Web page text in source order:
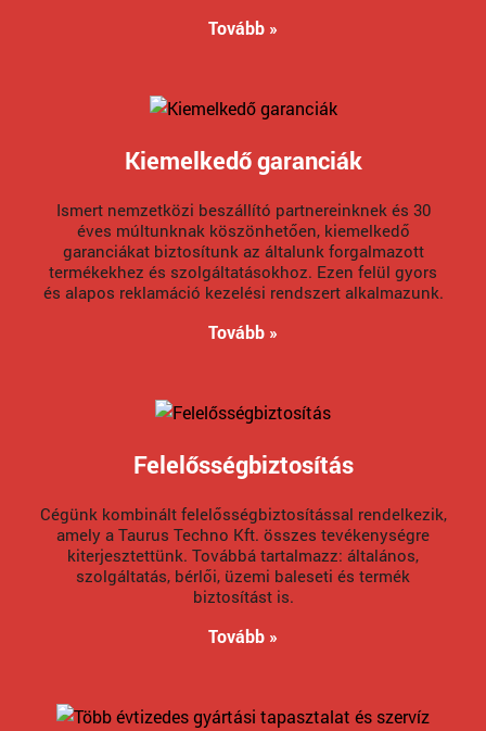
Tovább »
Kiemelkedő garanciák
Ismert nemzetközi beszállító partnereinknek és 30
éves múltunknak köszönhetően, kiemelkedő
garanciákat biztosítunk az általunk forgalmazott
termékekhez és szolgáltatásokhoz. Ezen felül gyors
és alapos reklamáció kezelési rendszert alkalmazunk.
Tovább »
Felelősségbiztosítás
Cégünk kombinált felelősségbiztosítással rendelkezik,
amely a Taurus Techno Kft. összes tevékenységre
kiterjesztettünk. Továbbá tartalmazz: általános,
szolgáltatás, bérlői, üzemi baleseti és termék
biztosítást is.
Tovább »